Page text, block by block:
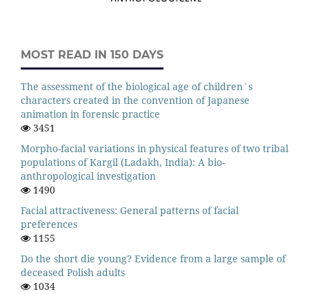
MOST READ IN 150 DAYS
The assessment of the biological age of children`s
characters created in the convention of Japanese
animation in forensic practice
3451
Morpho-facial variations in physical features of two tribal
populations of Kargil (Ladakh, India): A bio-
anthropological investigation
1490
Facial attractiveness: General patterns of facial
preferences
1155
Do the short die young? Evidence from a large sample of
deceased Polish adults
1034